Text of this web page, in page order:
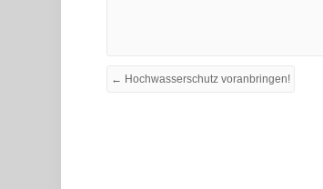
← Hochwasserschutz voranbringen!